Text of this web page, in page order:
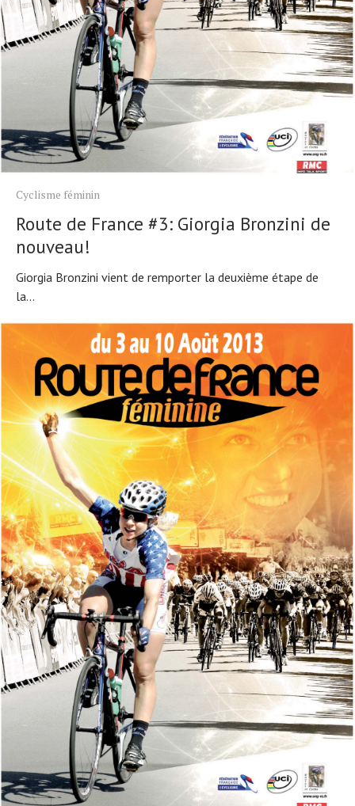
Cyclisme féminin
Route de France #3: Giorgia Bronzini de
nouveau!
Giorgia Bronzini vient de remporter la deuxième étape de
la...